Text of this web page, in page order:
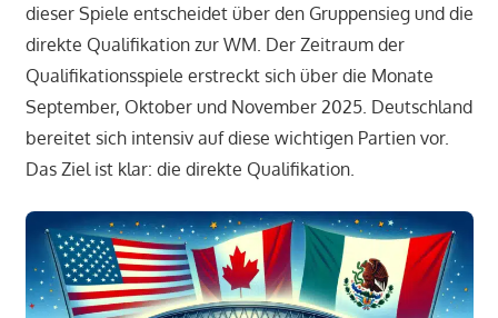
dieser Spiele entscheidet über den Gruppensieg und die
direkte Qualifikation zur WM. Der Zeitraum der
Qualifikationsspiele erstreckt sich über die Monate
September, Oktober und November 2025. Deutschland
bereitet sich intensiv auf diese wichtigen Partien vor.
Das Ziel ist klar: die direkte Qualifikation.